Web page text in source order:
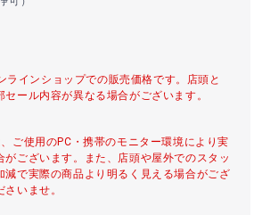
ラインショップでの販売価格です。店頭と
ール内容が異なる場合がございます。
ご使用のPC・携帯のモニター環境により実
がございます。また、店頭や屋外でのスタッ
減で実際の商品より明るく見える場合がござ
いませ。